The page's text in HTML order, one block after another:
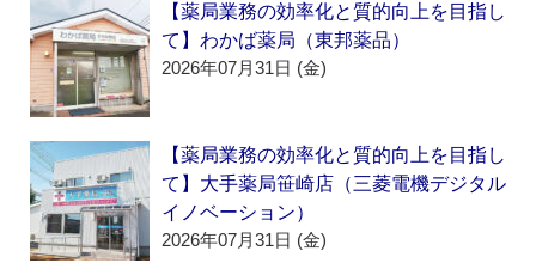
【薬局業務の効率化と質的向上を目指し
て】わかば薬局（東邦薬品）
2026年07月31日 (金)
【薬局業務の効率化と質的向上を目指し
て】大手薬局笹崎店（三菱電機デジタル
イノベーション）
2026年07月31日 (金)